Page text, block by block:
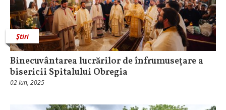
Știri
Binecuvântarea lucrărilor de înfrumusețare a
bisericii Spitalului Obregia
02 Iun, 2025